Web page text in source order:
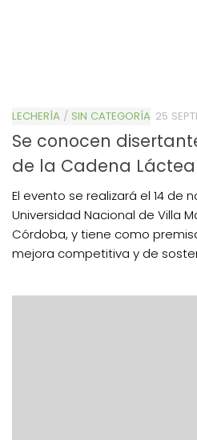
LECHERÍA / SIN CATEGORÍA 25
Se conocen
de la Cadena
El evento se realizará el 14 de
Universidad Nacional de Villa
Córdoba, y tiene como
mejora competitiva y de